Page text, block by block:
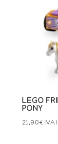
LEGO
PONY
21,90€ IVA